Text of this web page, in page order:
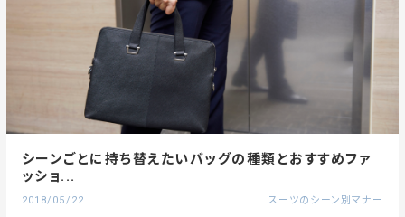
シーンごとに持ち替えたいバッグの種類とおすすめファ
ッショ...
2018/05/22 スーツのシーン別マナー